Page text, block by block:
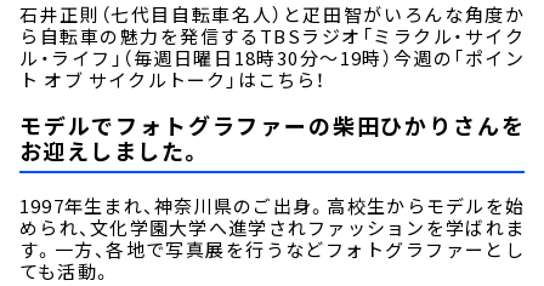
石井正則（七代目自転車名人）と疋田智がいろんな角度か
ら自転車の魅力を発信するTBSラジオ「ミラクル・サイク
ル・ライフ」（毎週日曜日18時30分～19時）今週の「ポイン
ト オブ サイクルトーク」はこちら！
モデルでフォトグラファーの柴田ひかりさんを
お迎えしました。
1997年生まれ、神奈川県のご出身。高校生からモデルを始
められ、文化学園大学へ進学されファッションを学ばれま
す。一方、各地で写真展を行うなどフォトグラファーとし
ても活動。